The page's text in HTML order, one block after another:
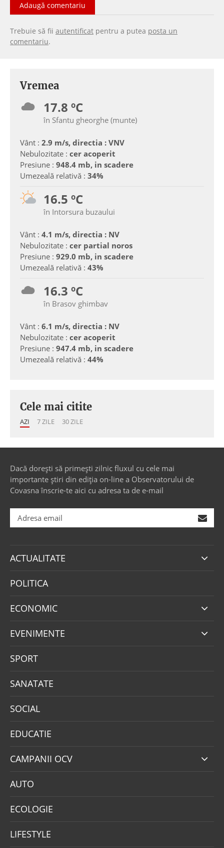
Adaugă comentariu
Trebuie să fii autentificat pentru a putea posta un
comentariu.
Vremea
17.8 ºC
în Sfantu gheorghe (munte)
Vânt : 2.9 m/s, directia : VNV
Nebulozitate : cer acoperit
Presiune : 948.4 mb, in scadere
Umezeală relativă : 34%
16.5 ºC
în Intorsura buzaului
Vânt : 4.1 m/s, directia : NV
Nebulozitate : cer partial noros
Presiune : 929.0 mb, in scadere
Umezeală relativă : 43%
16.3 ºC
în Brasov ghimbav
Vânt : 6.1 m/s, directia : NV
Nebulozitate : cer acoperit
Presiune : 947.4 mb, in scadere
Umezeală relativă : 44%
Cele mai citite
AZI 7 ZILE 30 ZILE
Dacă dorești să primești zilnic fluxul cu cele mai
importante știri din ediția on-line a Observatorului de
Covasna înscrie-te aici cu adresa ta de e-mail
ACTUALITATE
POLITICA
ECONOMIC
EVENIMENTE
SPORT
SANATATE
SOCIAL
EDUCATIE
CAMPANII OCV
AUTO
ECOLOGIE
LIFESTYLE